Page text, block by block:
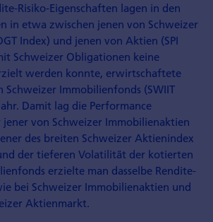
Risiko-Eigenschaften lagen in den
in etwa zwischen jenen von Schweizer
Index) und jenen von Aktien (SPI
Schweizer Obligationen keine
werden konnte, erwirtschaftete
Immobilienfonds (SWIIT
Damit lag die Performance
von Schweizer Immobilienaktien
des breiten Schweizer Aktienindex
der tieferen Volatilität der kotierten
erzielte man dasselbe Rendite-
bei Schweizer Immobilienaktien und
Aktienmarkt.